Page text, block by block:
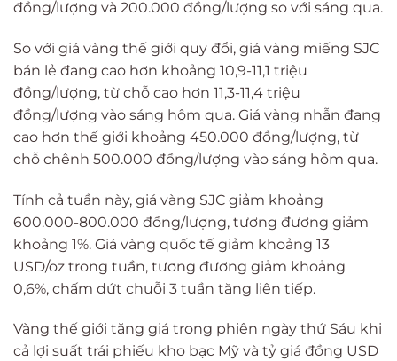
đồng/lượng và 200.000 đồng/lượng so với sáng qua.
So với giá vàng thế giới quy đổi, giá vàng miếng SJC
bán lẻ đang cao hơn khoảng 10,9-11,1 triệu
đồng/lượng, từ chỗ cao hơn 11,3-11,4 triệu
đồng/lượng vào sáng hôm qua. Giá vàng nhẫn đang
cao hơn thế giới khoảng 450.000 đồng/lượng, từ
chỗ chênh 500.000 đồng/lượng vào sáng hôm qua.
Tính cả tuần này, giá vàng SJC giảm khoảng
600.000-800.000 đồng/lượng, tương đương giảm
khoảng 1%. Giá vàng quốc tế giảm khoảng 13
USD/oz trong tuần, tương đương giảm khoảng
0,6%, chấm dứt chuỗi 3 tuần tăng liên tiếp.
Vàng thế giới tăng giá trong phiên ngày thứ Sáu khi
cả lợi suất trái phiếu kho bạc Mỹ và tỷ giá đồng USD